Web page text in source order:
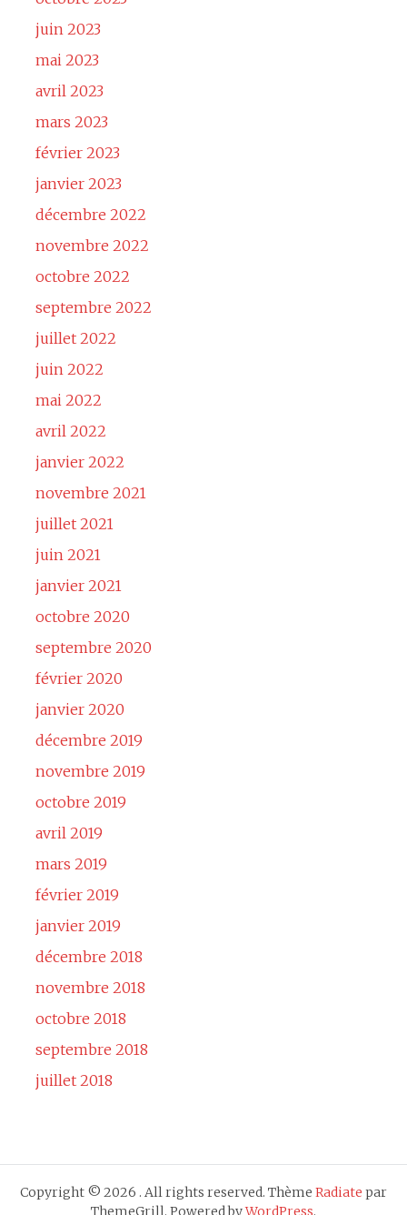
juin 2023
mai 2023
avril 2023
mars 2023
février 2023
janvier 2023
décembre 2022
novembre 2022
octobre 2022
septembre 2022
juillet 2022
juin 2022
mai 2022
avril 2022
janvier 2022
novembre 2021
juillet 2021
juin 2021
janvier 2021
octobre 2020
septembre 2020
février 2020
janvier 2020
décembre 2019
novembre 2019
octobre 2019
avril 2019
mars 2019
février 2019
janvier 2019
décembre 2018
novembre 2018
octobre 2018
septembre 2018
juillet 2018
Copyright © 2026 . All rights reserved. Thème Radiate par
ThemeGrill. Powered byWordPress.